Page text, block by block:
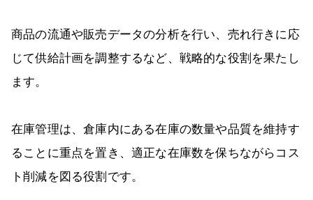
商品の流通や販売データの分析を行い、売れ行きに応
じて供給計画を調整するなど、戦略的な役割を果たし
ます。
在庫管理は、倉庫内にある在庫の数量や品質を維持す
ることに重点を置き、適正な在庫数を保ちながらコス
ト削減を図る役割です。